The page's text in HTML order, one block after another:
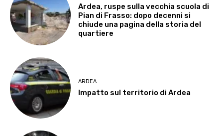
Ardea, ruspe sulla vecchia scuola di
Pian di Frasso: dopo decenni si
chiude una pagina della storia del
quartiere
ARDEA
Impatto sul territorio di Ardea